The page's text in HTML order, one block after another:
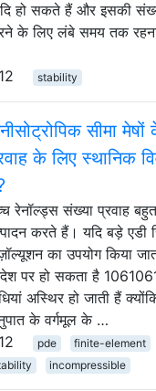
हो सकते हैं और इसकी
के लिए लंबे समय तक
12
stability
सीमा
के लिए स्थानिक
रेनॉल्ड्स संख्या प्रवाह
करते हैं। यदि बड़े एडी
का उपयोग किया
पर हो सकता है
अस्थिर हो जाती हैं
के वर्गमूल के …
12
pde finite-element
incompressible